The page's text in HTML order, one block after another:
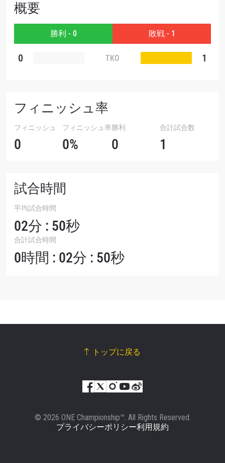
概要
勝利 - 0 敗戦 - 1
0 TKO 1
フィニッシュ率
フィニッシュ
0
フィニッシュ率
0%
勝利
0
合計試合数
1
試合時間
平均試合時間
02分 : 50秒
合計試合時間
0時間 : 02分 : 50秒
トップに戻る
© 2026 ONE Championship™. All Rights Reserved.
プライバシーポリシー利用規約
ハイライトを見る
名前（ローマ字で記入）
購読
使用および開示に同意したことになります。お客
様は、いつでも配信を停止することができます。